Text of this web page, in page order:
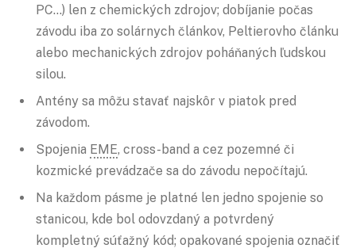
PC…) len z chemických zdrojov; dobíjanie počas
závodu iba zo solárnych článkov, Peltierovho článku
alebo mechanických zdrojov poháňaných ľudskou
silou.
Antény sa môžu stavať najskôr v piatok pred
závodom.
Spojenia EME, cross-band a cez pozemné či
kozmické prevádzače sa do závodu nepočítajú.
Na každom pásme je platné len jedno spojenie so
stanicou, kde bol odovzdaný a potvrdený
kompletný súťažný kód; opakované spojenia označiť